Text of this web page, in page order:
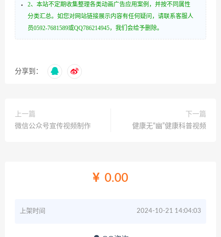
2、本站不定期收集整理各类动画广告应用案例，并按不同属性
分类汇总。如您对网站链接展示内容有任何疑问，请联系客服人
员0592-7681589或QQ786214945，我们会给予删除。
分享到：
上一篇
微信公众号宣传视频制作
下一篇
健康无“幽”健康科普视频
0.00
上架时间 2024-10-21 14:04:03